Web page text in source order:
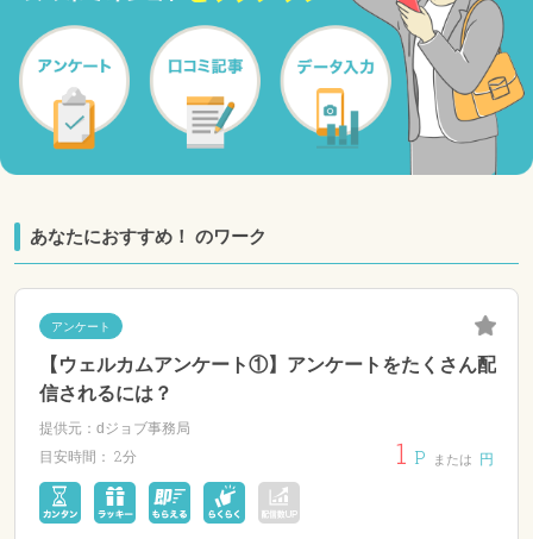
あなたにおすすめ！ のワーク
アンケート
【ウェルカムアンケート①】アンケートをたくさん配
信されるには？
提供元：dジョブ事務局
目安時間： 2分 1 P または 円